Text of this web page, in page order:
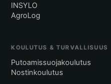
INSYLO
AgroLog
KOULUTUS & TURVALLISUUS
Putoamissuojakoulutus
Nostinkoulutus